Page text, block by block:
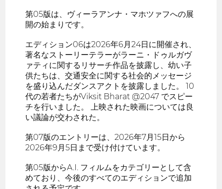
第05版は、ヴィーラアンナ・マホツァフへの展
開の始まりです。
エディション06は2026年6月24日に開催され、
著名なストーリーテラーがラーニ・ドゥルガヴ
ァティに関するリサーチ作品を披露し、幼い子
供たちは、交通安全に関する社会的メッセージ
を盛り込んだダンスアクトを披露しました。 10
代の若者たちがViksit Bharat @2047 でスピー
チを行いました。 上映された映画については良
い議論が交わされた。
第07版のエントリーは、2026年7月15日から
2026年9月5日まで受け付けています。
第05版からA.I. フィルムをカテゴリーとして含
めており、今後のすべてのエディションで追加